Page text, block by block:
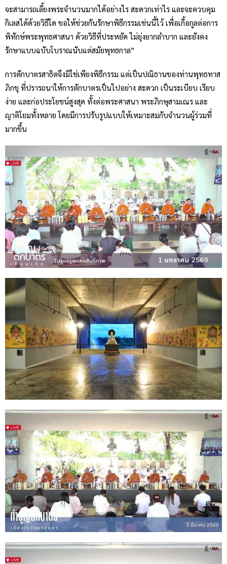
จะสามารถเลี้ยงพระจำนวนมากได้อย่างไร สะดวกเท่าไร และจะควบคุม
กิเลสได้ด้วยวิธีใด ขอให้ช่วยกันรักษาพิธีกรรมเช่นนี้ไว้ เพื่อเกื้อกูลต่อการ
พิทักษ์พระพุทธศาสนา ด้วยวิธีที่ประหยัด ไม่ยุ่งยากลำบาก และยังคง
รักษาแบบฉบับโบราณนับแต่สมัยพุทธกาล”
การตักบาตรสาธิตจึงมิใช่เพียงพิธีกรรม แต่เป็นปณิธานของท่านพุทธทาส
ภิกขุ ที่ปรารถนาให้การตักบาตรเป็นไปอย่าง สะดวก เป็นระเบียบ เรียบ
ง่าย และก่อประโยชน์สูงสุด ทั้งต่อพระศาสนา พระภิกษุสามเณร และ
ญาติโยมทั้งหลาย โดยมีการปรับรูปแบบให้เหมาะสมกับจำนวนผู้ร่วมที่
มากขึ้น